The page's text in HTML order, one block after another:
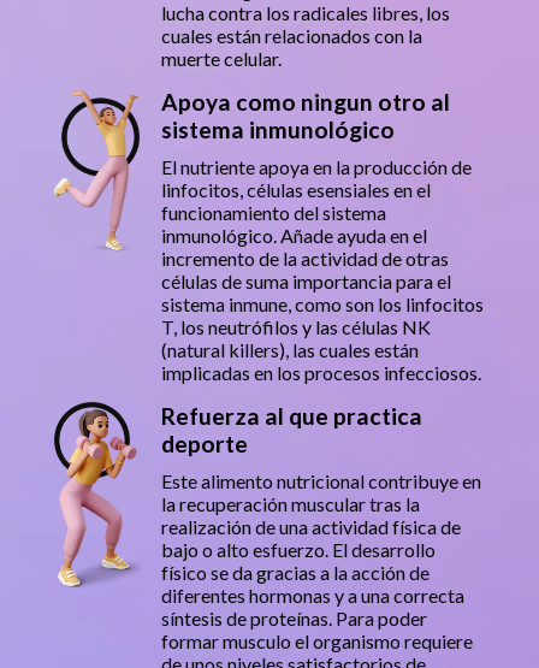
lucha contra los radicales libres, los
cuales están relacionados con la
muerte celular.
Apoya como ningun otro al
sistema inmunológico
El nutriente apoya en la producción de
linfocitos, células esensiales en el
funcionamiento del sistema
inmunológico. Añade ayuda en el
incremento de la actividad de otras
células de suma importancia para el
sistema inmune, como son los linfocitos
T, los neutrófilos y las células NK
(natural killers), las cuales están
implicadas en los procesos infecciosos.
Refuerza al que practica
deporte
Este alimento nutricional contribuye en
la recuperación muscular tras la
realización de una actividad física de
bajo o alto esfuerzo. El desarrollo
físico se da gracias a la acción de
diferentes hormonas y a una correcta
síntesis de proteínas. Para poder
formar musculo el organismo requiere